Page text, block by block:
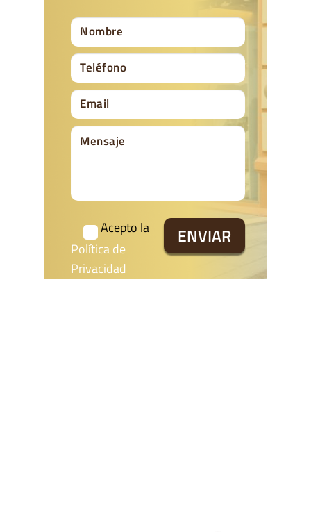
Acepto la
Política de
Privacidad